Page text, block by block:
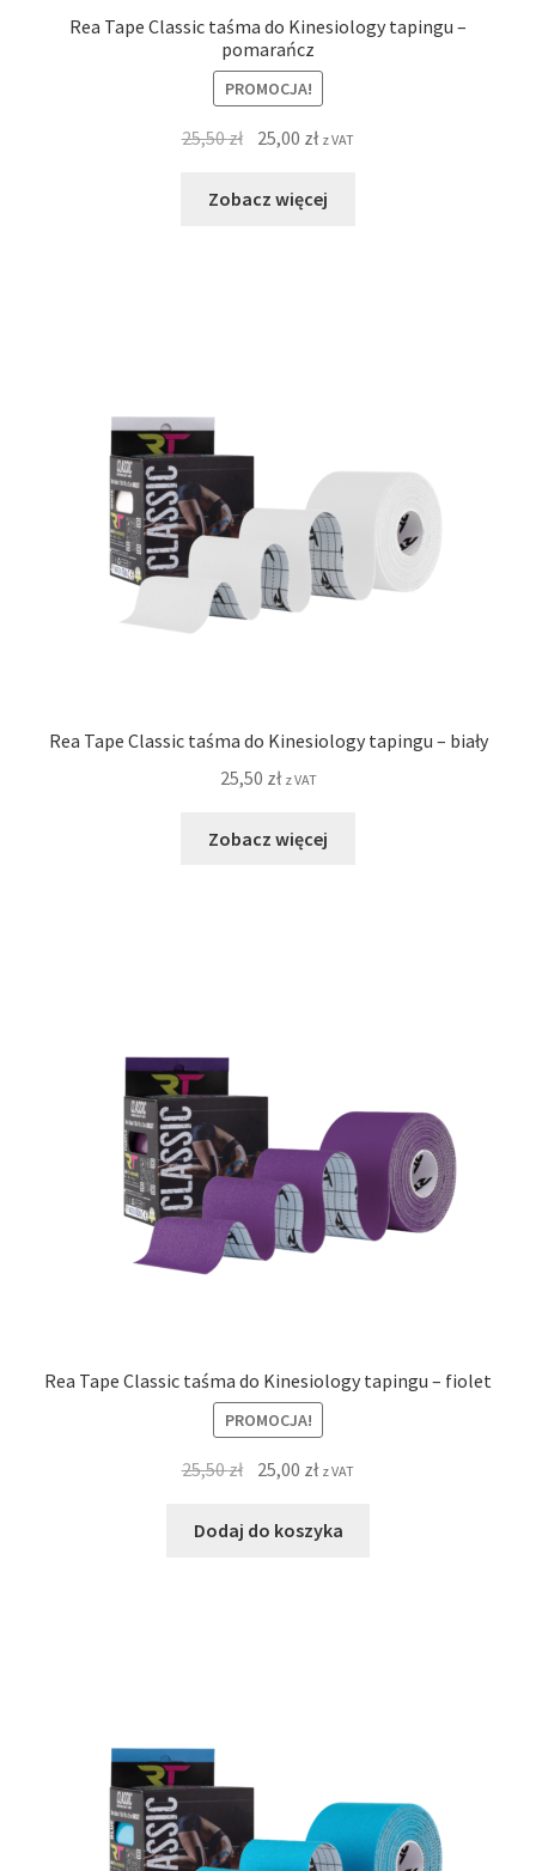
Rea Tape Classic taśma do Kinesiology tapingu –
pomarańcz
PROMOCJA!
25,50zł 25,00 zł z VAT
Zobacz więcej
Rea Tape Classic taśma do Kinesiology tapingu – biały
25,50 zł z VAT
Zobacz więcej
Rea Tape Classic taśma do Kinesiology tapingu – fiolet
PROMOCJA!
25,50zł 25,00 zł z VAT
Dodaj do koszyka